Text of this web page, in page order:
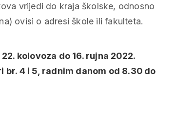
vrijedi do kraja školske, odnosno
ovisi o adresi škole ili fakulteta.
kolovoza do 16. rujna 2022.
4 i 5, radnim danom od 8.30 do